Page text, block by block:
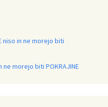
niso in ne morejo biti
ne morejo biti POKRAJINE